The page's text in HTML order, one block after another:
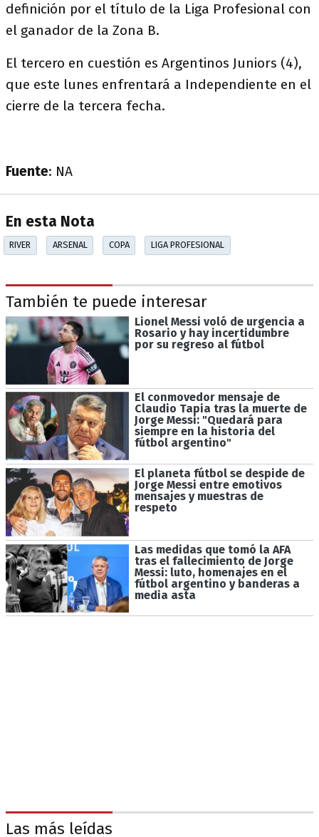
definición por el título de la Liga Profesional con
el ganador de la Zona B.
El tercero en cuestión es Argentinos Juniors (4),
que este lunes enfrentará a Independiente en el
cierre de la tercera fecha.
Fuente: NA
En esta Nota
RIVER ARSENAL COPA LIGA PROFESIONAL
También te puede interesar
Lionel Messi voló de urgencia a
Rosario y hay incertidumbre
por su regreso al fútbol
El conmovedor mensaje de
Claudio Tapia tras la muerte de
Jorge Messi: "Quedará para
siempre en la historia del
fútbol argentino"
El planeta fútbol se despide de
Jorge Messi entre emotivos
mensajes y muestras de
respeto
Las medidas que tomó la AFA
tras el fallecimiento de Jorge
Messi: luto, homenajes en el
fútbol argentino y banderas a
media asta
Las más leídas